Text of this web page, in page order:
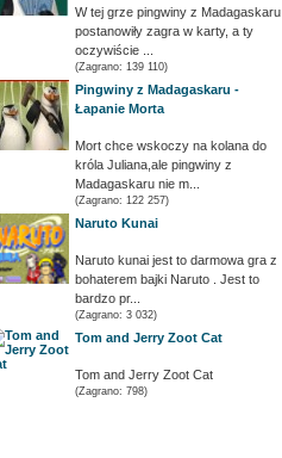
W tej grze pingwiny z Madagaskaru
postanowiły zagra w karty, a ty
oczywiście ...
(Zagrano: 139 110)
Pingwiny z Madagaskaru -
Łapanie Morta
Mort chce wskoczy na kolana do
króla Juliana,ale pingwiny z
Madagaskaru nie m...
(Zagrano: 122 257)
Naruto Kunai
Naruto kunai jest to darmowa gra z
bohaterem bajki Naruto . Jest to
bardzo pr...
(Zagrano: 3 032)
Tom and Jerry Zoot Cat
Tom and Jerry Zoot Cat
(Zagrano: 798)